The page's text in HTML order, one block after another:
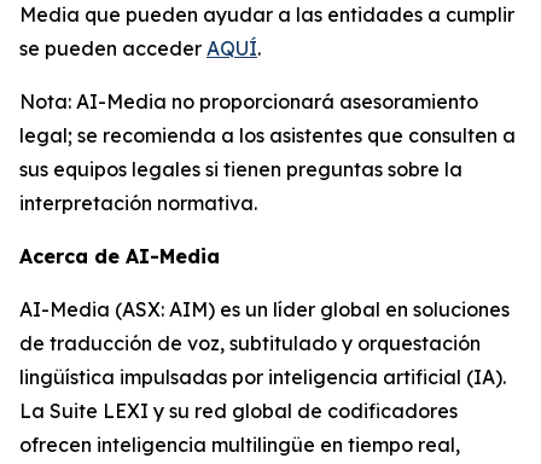
Media que pueden ayudar a las entidades a cumplir
se pueden acceder AQUÍ.
Nota: AI-Media no proporcionará asesoramiento
legal; se recomienda a los asistentes que consulten a
sus equipos legales si tienen preguntas sobre la
interpretación normativa.
Acerca de AI-Media
AI-Media (ASX: AIM) es un líder global en soluciones
de traducción de voz, subtitulado y orquestación
lingüística impulsadas por inteligencia artificial (IA).
La Suite LEXI y su red global de codificadores
ofrecen inteligencia multilingüe en tiempo real,